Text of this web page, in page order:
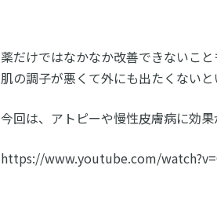
薬だけではなかなか改善できないこ
肌の調子が悪くて外にも出たくない
今回は、アトピーや慢性皮膚病に効
https://www.youtube.com/